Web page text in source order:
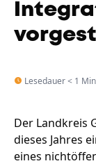
Lesedauer < 1
Der Landkreis
dieses Jahres
eines